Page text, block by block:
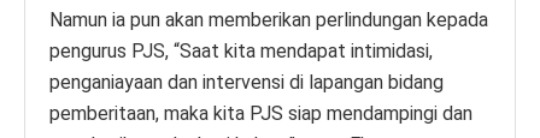
Namun ia pun akan memberikan perlindungan kepada
pengurus PJS, “Saat kita mendapat intimidasi,
penganiayaan dan intervensi di lapangan bidang
pemberitaan, maka kita PJS siap mendampingi dan